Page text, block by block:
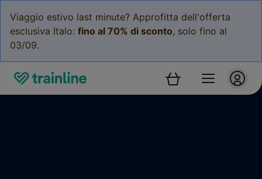
Viaggio estivo last minute? Approfitta dell'offerta
esclusiva Italo: fino al 70% di sconto, solo fino al
03/09.